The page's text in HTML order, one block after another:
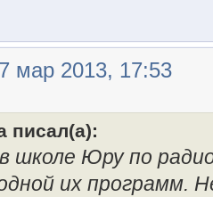
мар 2013, 17:53
писал(а):
школе Юру по
их программ.